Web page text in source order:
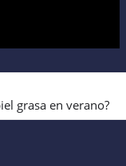
grasa en verano?